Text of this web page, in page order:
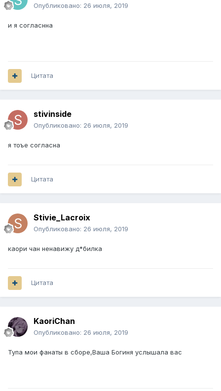
Опубликовано: 26 июля, 2019
и я согласнна
Цитата
stivinside
Опубликовано: 26 июля, 2019
я тоъе согласна
Цитата
Stivie_Lacroix
Опубликовано: 26 июля, 2019
каори чан ненавижу д*билка
Цитата
KaoriChan
Опубликовано: 26 июля, 2019
Тупа мои фанаты в сборе,Ваша Богиня услышала вас